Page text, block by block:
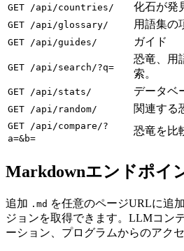
GET /api/countries/ 化石が発
GET /api/glossary/ 用語集の
GET /api/guides/ ガイド
GET /api/search/?q=
恐竜、用
索。
GET /api/stats/ データベ
GET /api/random/ 関連する
GET /api/compare/?
a=&b=
恐竜を比
Markdownエンドポイ
追加 .md を任意のページURLに追
ジョンを取得できます。LLMコン
ーション、プログラムからのアク